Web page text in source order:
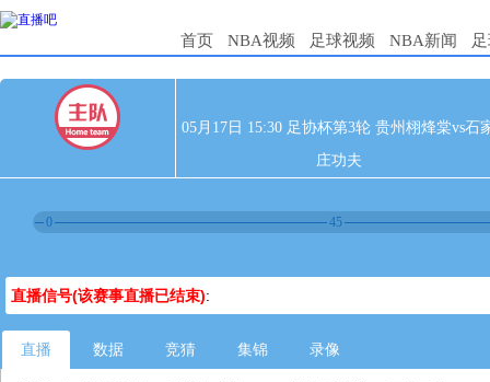
首页 NBA视频 足球视频 NBA新闻
05月17日 15:30 足协杯第3轮 贵州栩烽棠vs石
庄功夫
0 45
直播信号(该赛事直播已结束):
直播 数据 竞猜 集锦 录像